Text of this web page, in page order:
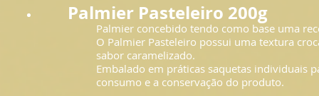
Palmier Pasteleiro 200g
Palmier concebido tendo como base uma
O Palmier Pasteleiro possui uma textura
sabor caramelizado.
Embalado em práticas saquetas individuais
consumo e a conservação do produto.